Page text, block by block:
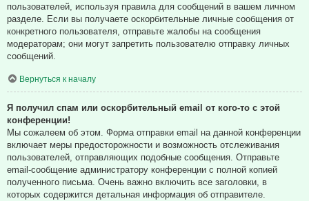
пользователей, используя правила для сообщений в вашем личном
разделе. Если вы получаете оскорбительные личные сообщения от
конкретного пользователя, отправьте жалобы на сообщения
модераторам; они могут запретить пользователю отправку личных
сообщений.
Вернуться к началу
Я получил спам или оскорбительный email от кого-то с этой
конференции!
Мы сожалеем об этом. Форма отправки email на данной конференции
включает меры предосторожности и возможность отслеживания
пользователей, отправляющих подобные сообщения. Отправьте
email-сообщение администратору конференции с полной копией
полученного письма. Очень важно включить все заголовки, в
которых содержится детальная информация об отправителе.